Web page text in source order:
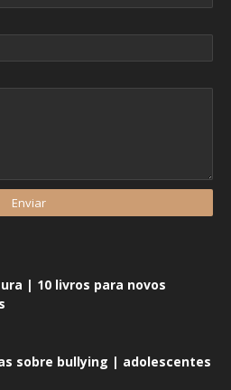
| 10 livros para novos
sobre bullying | adolescentes